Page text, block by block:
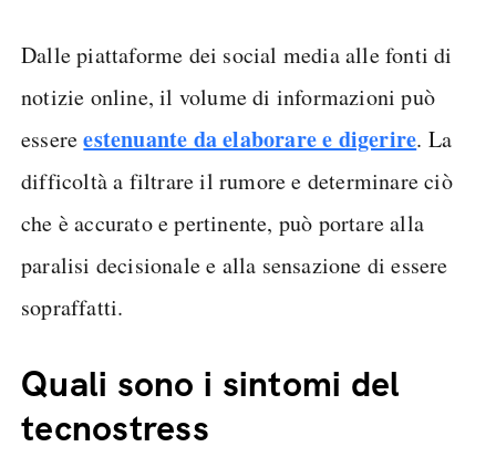
Dalle piattaforme dei social media alle fonti di
notizie online, il volume di informazioni può
essereestenuante da elaborare e digerire. La
difficoltà a filtrare il rumore e determinare ciò
che è accurato e pertinente, può portare alla
paralisi decisionale e alla sensazione di essere
sopraffatti.
Quali sono i sintomi del
tecnostress